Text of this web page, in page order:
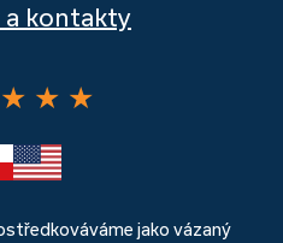
a kontakty
★ ★ ★
jako vázaný